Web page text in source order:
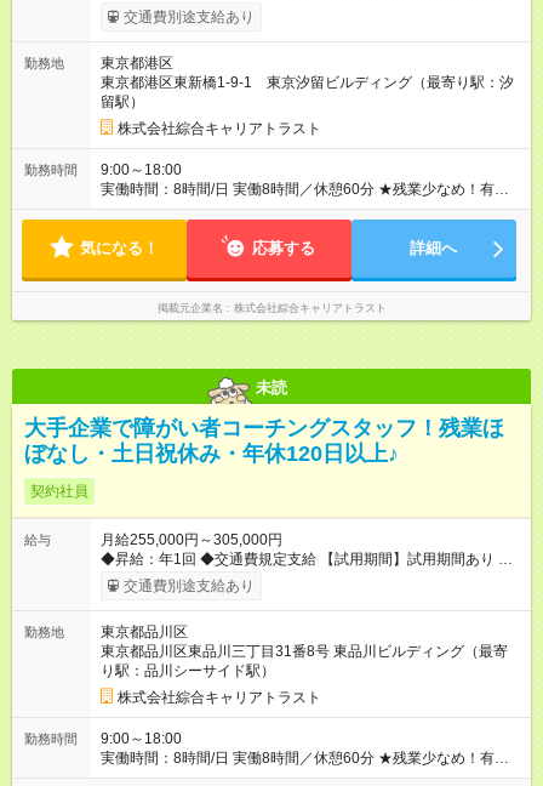
期間の長さ：3ヶ月 雇用形態、給与は本採用時と同じです。
交通費別途支給あり
勤務地
東京都港区
東京都港区東新橋1-9-1 東京汐留ビルディング（最寄り駅：汐
留駅）
株式会社綜合キャリアトラスト
勤務時間
9:00～18:00
実働時間：8時間/日 実働8時間／休憩60分 ★残業少なめ！有給
も基本取りやすいので、プライベートも充実♪
気になる！ 応募する 詳細へ
掲載元企業名 株式会社綜合キャリアトラスト
未読
大手企業で障がい者コーチングスタッフ！残業ほ
ぼなし・土日祝休み・年休120日以上♪
契約社員
給与
月給255,000円～305,000円
◆昇給：年1回 ◆交通費規定支給 【試用期間】試用期間あり 試用
期間の長さ：3ヶ月 雇用形態、給与は本採用時と同じです。
交通費別途支給あり
勤務地
東京都品川区
東京都品川区東品川三丁目31番8号 東品川ビルディング（最寄
り駅：品川シーサイド駅）
株式会社綜合キャリアトラスト
勤務時間
9:00～18:00
実働時間：8時間/日 実働8時間／休憩60分 ★残業少なめ！有給
も基本取りやすいので、プライベートも充実♪